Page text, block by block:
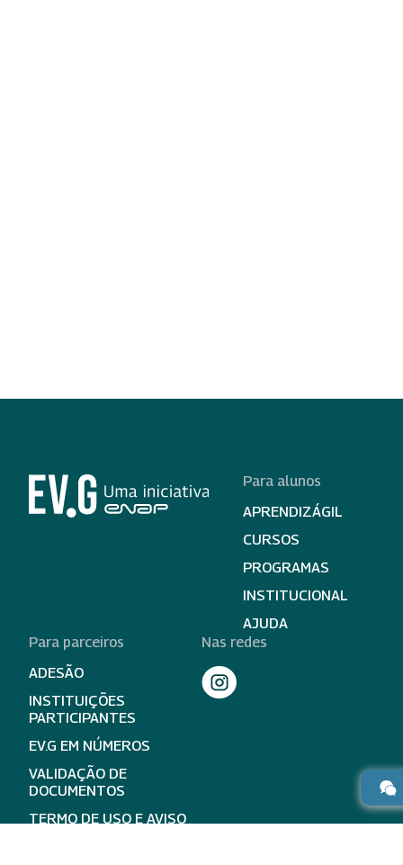
Para alunos
APRENDIZÁGIL
CURSOS
PROGRAMAS
INSTITUCIONAL
AJUDA
Para parceiros
ADESÃO
INSTITUIÇÕES
PARTICIPANTES
EV.G EM NÚMEROS
VALIDAÇÃO DE
DOCUMENTOS
TERMO DE USO E AVISO
Nas redes